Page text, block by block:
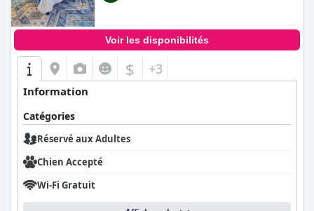
Voir les disponibilités
$ +3
Information
Catégories
Réservé aux Adultes
Chien Accepté
Wi-Fi Gratuit